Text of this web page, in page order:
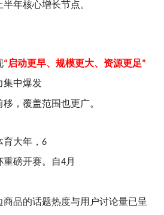
年核心增长节点。
“启动更早、规模更大、资源更足”
集中爆发
，覆盖范围也更广。
大年， 6
重磅开赛。自4月
品的话题热度与用户讨论量已呈